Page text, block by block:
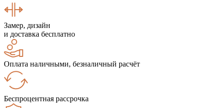
Замер, дизайн
и доставка бесплатно
Оплата наличными, безналичный расчёт
Беспроцентная рассрочка